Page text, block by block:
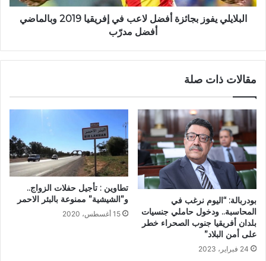
البلايلي يفوز بجائزة أفضل لاعب في إفريقيا 2019 وبالماضي
أفضل مدرّب
مقالات ذات صلة
بودربالة: “اليوم نرغب في
المحاسبة.. ودخول حاملي جنسيات
بلدان أفريقيا جنوب الصحراء خطر
على أمن البلاد”
24 فبراير، 2023
تطاوين : تأجيل حفلات الزواج..
و”الشيشية” ممنوعة بالبئر الاحمر
15 أغسطس، 2020